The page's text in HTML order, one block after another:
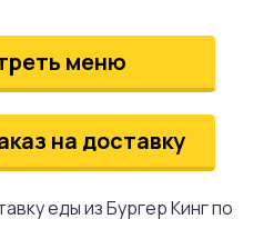
меню
на доставку
еды из Бургер Кинг по